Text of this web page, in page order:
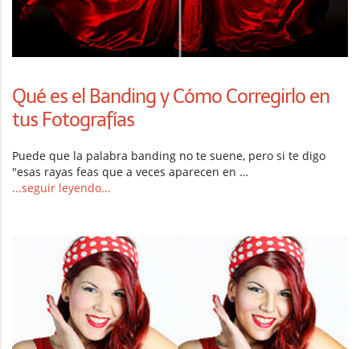
Qué es el Banding y Cómo Corregirlo en
tus Fotografías
Puede que la palabra banding no te suene, pero si te digo
"esas rayas feas que a veces aparecen en …
...seguir leyendo...